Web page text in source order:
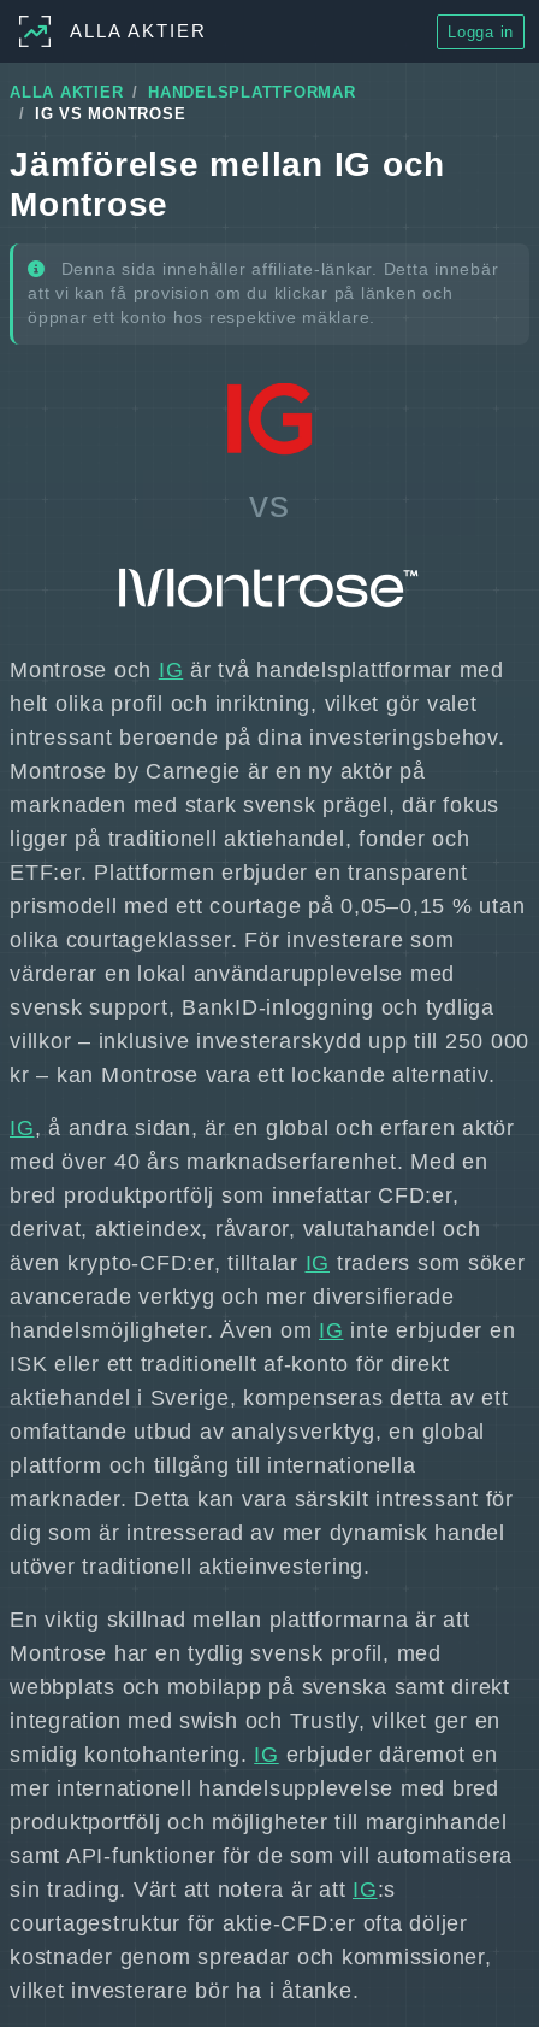
ALLA AKTIER Logga in
ALLA AKTIER
HANDELSPLATTFORMAR
IG VS MONTROSE
Jämförelse mellan IG och
Montrose
Denna sida innehåller affiliate-länkar. Detta innebär
att vi kan få provision om du klickar på länken och
öppnar ett konto hos respektive mäklare.
vs
Montrose och IG är två handelsplattformar med
helt olika profil och inriktning, vilket gör valet
intressant beroende på dina investeringsbehov.
Montrose by Carnegie är en ny aktör på
marknaden med stark svensk prägel, där fokus
ligger på traditionell aktiehandel, fonder och
ETF:er. Plattformen erbjuder en transparent
prismodell med ett courtage på 0,05–0,15 % utan
olika courtageklasser. För investerare som
värderar en lokal användarupplevelse med
svensk support, BankID-inloggning och tydliga
villkor – inklusive investerarskydd upp till 250 000
kr – kan Montrose vara ett lockande alternativ.
IG, å andra sidan, är en global och erfaren aktör
med över 40 års marknadserfarenhet. Med en
bred produktportfölj som innefattar CFD:er,
derivat, aktieindex, råvaror, valutahandel och
även krypto-CFD:er, tilltalar IG traders som söker
avancerade verktyg och mer diversifierade
handelsmöjligheter. Även om IG inte erbjuder en
ISK eller ett traditionellt af-konto för direkt
aktiehandel i Sverige, kompenseras detta av ett
omfattande utbud av analysverktyg, en global
plattform och tillgång till internationella
marknader. Detta kan vara särskilt intressant för
dig som är intresserad av mer dynamisk handel
utöver traditionell aktieinvestering.
En viktig skillnad mellan plattformarna är att
Montrose har en tydlig svensk profil, med
webbplats och mobilapp på svenska samt direkt
integration med swish och Trustly, vilket ger en
smidig kontohantering. IG erbjuder däremot en
mer internationell handelsupplevelse med bred
produktportfölj och möjligheter till marginhandel
samt API-funktioner för de som vill automatisera
sin trading. Värt att notera är att IG:s
courtagestruktur för aktie-CFD:er ofta döljer
kostnader genom spreadar och kommissioner,
vilket investerare bör ha i åtanke.